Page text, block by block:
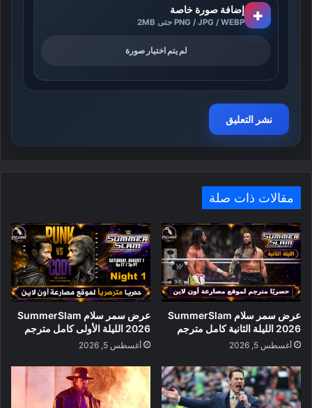
+ إضافة صورة خاصة
PNG / JPG / WEBP حتى 2MB
لم يتم اختيار صورة
مقالات ذات صلة
عرض سمر سلام SummerSlam
2026 الليلة الثانية كامل مترجم
أغسطس 5, 2026
عرض سمر سلام SummerSlam
2026 الليلة الأولى كامل مترجم
أغسطس 5, 2026